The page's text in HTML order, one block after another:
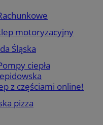
motoryzacyjny
Śląska
ciepła
z częściami online!
pizza